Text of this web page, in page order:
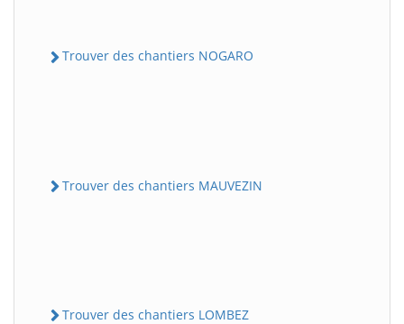
Trouver des chantiers NOGARO
Trouver des chantiers MAUVEZIN
Trouver des chantiers LOMBEZ